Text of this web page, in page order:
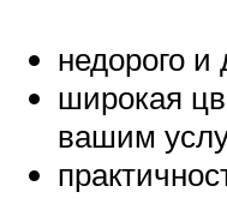
недорого и
широкая
вашим